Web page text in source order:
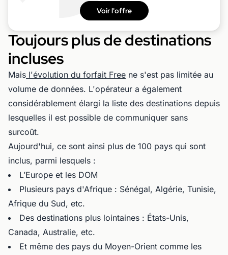
Voir l'offre
Toujours plus de destinations
incluses
Mais l'évolution du forfait Free ne s'est pas limitée au
volume de données. L'opérateur a également
considérablement élargi la liste des destinations depuis
lesquelles il est possible de communiquer sans
surcoût.
Aujourd'hui, ce sont ainsi plus de 100 pays qui sont
inclus, parmi lesquels :
L’Europe et les DOM
Plusieurs pays d'Afrique : Sénégal, Algérie, Tunisie,
Afrique du Sud, etc.
Des destinations plus lointaines : États-Unis,
Canada, Australie, etc.
Et même des pays du Moyen-Orient comme les